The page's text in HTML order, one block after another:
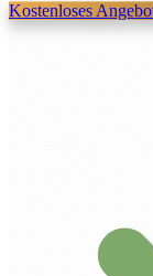
Kostenloses